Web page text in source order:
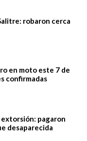
robaron cerca
en moto este 7 de
confirmadas
pagaron
desaparecida